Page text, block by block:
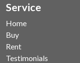
Service
Home
Buy
Rent
Testimonials